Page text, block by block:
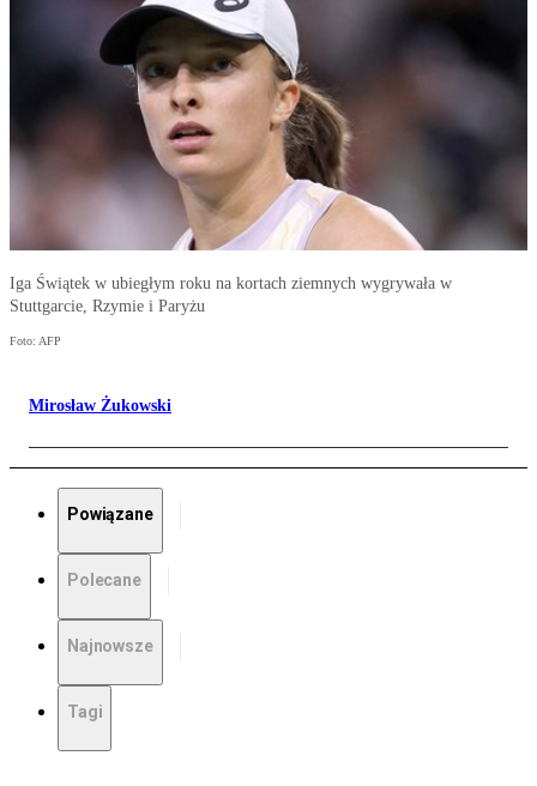
Iga Świątek w ubiegłym roku na kortach ziemnych wygrywała w
Stuttgarcie, Rzymie i Paryżu
Foto: AFP
Mirosław Żukowski
Powiązane
Polecane
Najnowsze
Tagi